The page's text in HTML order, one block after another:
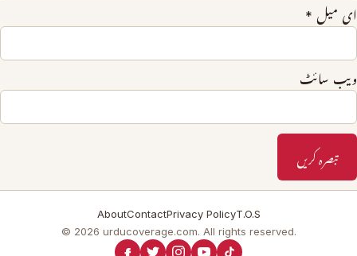
ای میل *
ویب‌ سائٹ
AboutContactPrivacy PolicyT.O.S
© 2026 urducoverage.com. All rights reserved.